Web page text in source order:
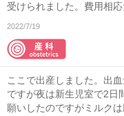
受けられました。費用相
2022/7/19
ここで出産しました。出
ですが夜は新生児室で2日
願いしたのですがミルク